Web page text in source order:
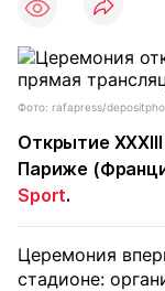
Фото: rafapress/
Открытие
Париже
Sport.
Церемония
стадионе: